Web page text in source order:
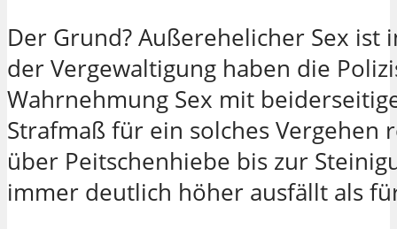
Der Grund? Außerehelicher Sex ist
der Vergewaltigung haben die
Wahrnehmung Sex mit
Strafmaß für ein solches Vergehen
über Peitschenhiebe bis zur
immer deutlich höher ausfällt als